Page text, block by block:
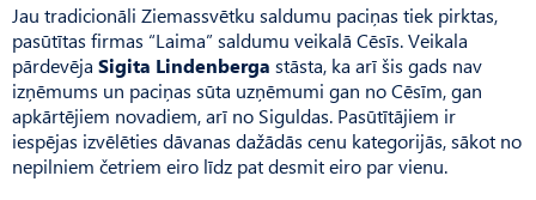
Jau tradicionāli Ziemassvētku saldumu paciņas tiek pirktas,
pasūtītas firmas “Laima” saldumu veikalā Cēsīs. Veikala
pārdevēja Sigita Lindenberga stāsta, ka arī šis gads nav
izņēmums un paciņas sūta uzņēmumi gan no Cēsīm, gan
apkārtējiem novadiem, arī no Siguldas. Pasū­tītājiem ir
iespējas izvēlēties dāvanas dažādās cenu kategorijās, sākot no
nepilniem četriem eiro līdz pat desmit eiro par vienu.